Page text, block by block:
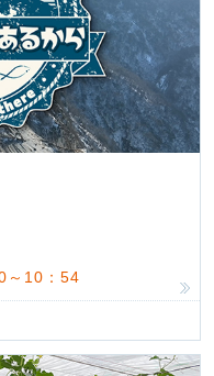
～10：54